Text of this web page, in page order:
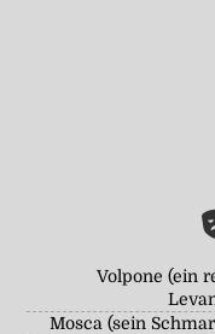
Volpone (ein
Mosca (sein